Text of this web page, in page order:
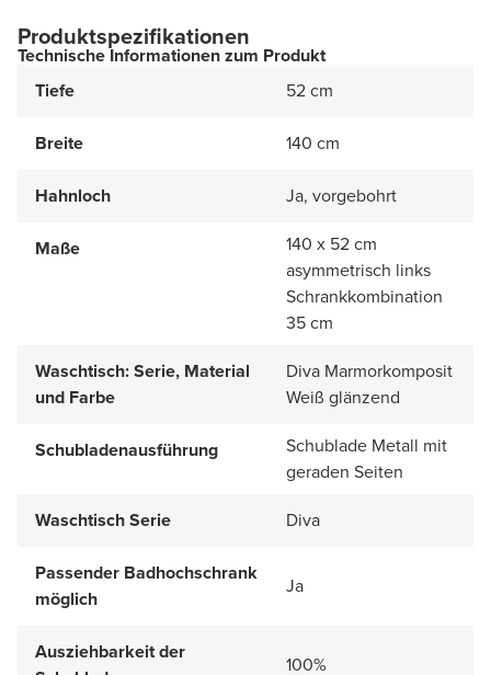
Produktspezifikationen
Technische Informationen zum Produkt
Tiefe
52 cm
Breite 140 cm
Hahnloch Ja, vorgebohrt
Maße
140 x 52 cm
asymmetrisch links
Schrankkombination
35 cm
Waschtisch: Serie, Material
und Farbe
Diva Marmorkomposit
Weiß glänzend
Schubladenausführung
Schublade Metall mit
geraden Seiten
Waschtisch Serie
Diva
Passender Badhochschrank
möglich
Ja
Ausziehbarkeit der
100%